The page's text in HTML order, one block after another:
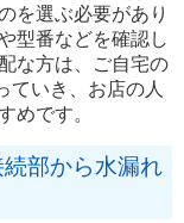
を選ぶ必要があり
型番などを確認し
な方は、ご自宅の
ていき、お店の人
めです。
部から水漏れ